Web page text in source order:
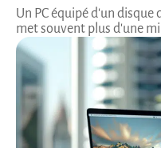
Un PC équipé d'un
met souvent plus d'une